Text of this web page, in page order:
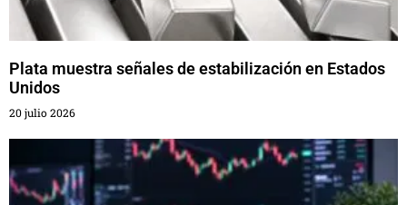
Plata muestra señales de estabilización en Estados
Unidos
20 julio 2026